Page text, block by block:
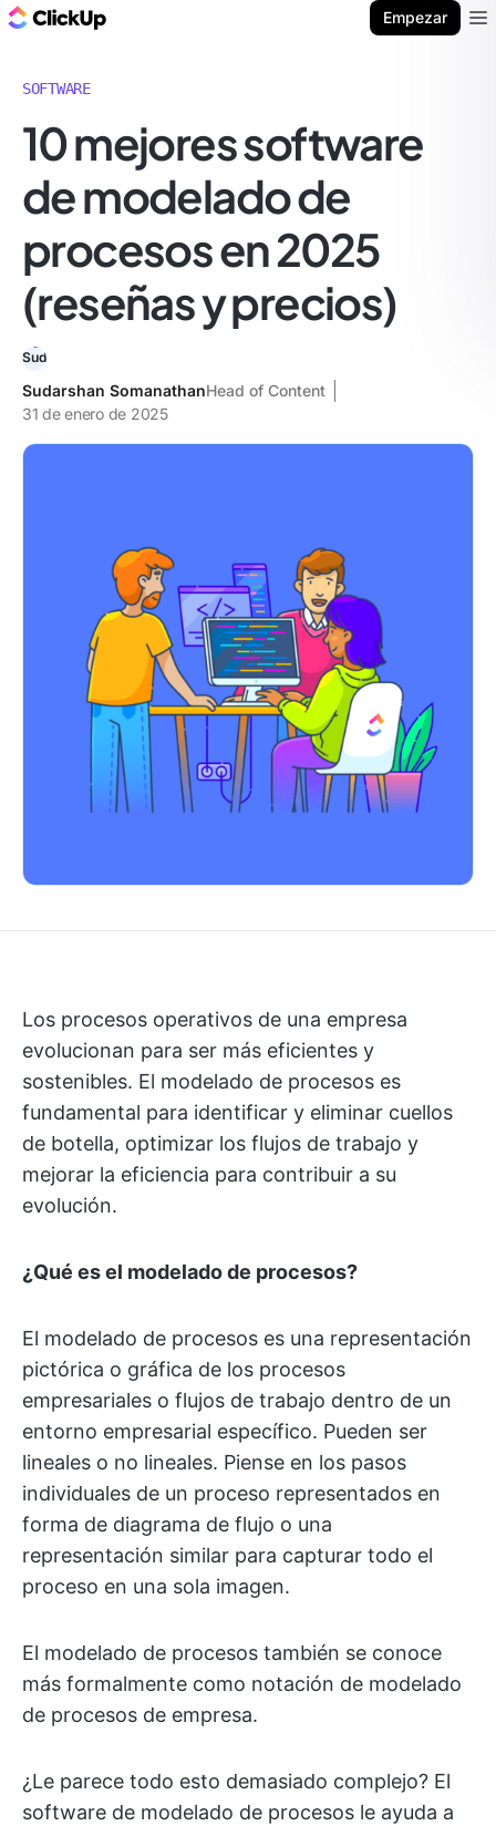
Empezar
SOFTWARE
10 mejores software
de modelado de
procesos en 2025
(reseñas y precios)
Sudarshan SomanathanHead of Content
31 de enero de 2025
Los procesos operativos de una empresa
evolucionan para ser más eficientes y
sostenibles. El modelado de procesos es
fundamental para identificar y eliminar cuellos
de botella, optimizar los flujos de trabajo y
mejorar la eficiencia para contribuir a su
evolución.
¿Qué es el modelado de procesos?
El modelado de procesos es una representación
pictórica o gráfica de los procesos
empresariales o flujos de trabajo dentro de un
entorno empresarial específico. Pueden ser
lineales o no lineales. Piense en los pasos
individuales de un proceso representados en
forma de diagrama de flujo o una
representación similar para capturar todo el
proceso en una sola imagen.
El modelado de procesos también se conoce
más formalmente como notación de modelado
de procesos de empresa.
¿Le parece todo esto demasiado complejo? El
software de modelado de procesos le ayuda a